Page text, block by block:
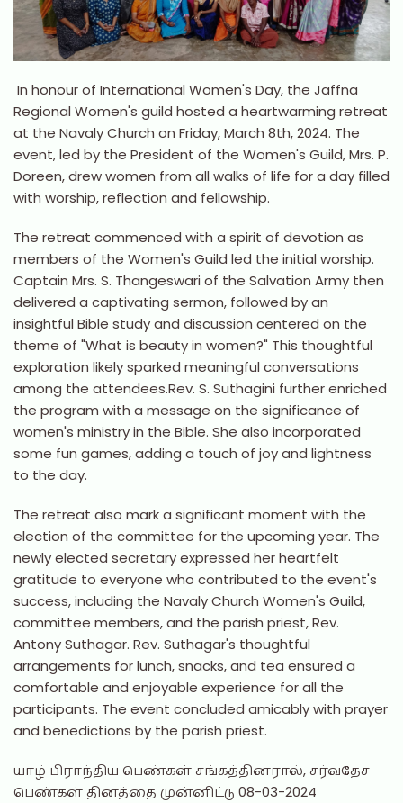
In honour of International Women's Day, the Jaffna
Regional Women's guild hosted a heartwarming retreat
at the Navaly Church on Friday, March 8th, 2024. The
event, led by the President of the Women's Guild, Mrs. P.
Doreen, drew women from all walks of life for a day filled
with worship, reflection and fellowship.
The retreat commenced with a spirit of devotion as
members of the Women's Guild led the initial worship.
Captain Mrs. S. Thangeswari of the Salvation Army then
delivered a captivating sermon, followed by an
insightful Bible study and discussion centered on the
theme of "What is beauty in women?" This thoughtful
exploration likely sparked meaningful conversations
among the attendees.Rev. S. Suthagini further enriched
the program with a message on the significance of
women's ministry in the Bible. She also incorporated
some fun games, adding a touch of joy and lightness
to the day.
The retreat also mark a significant moment with the
election of the committee for the upcoming year. The
newly elected secretary expressed her heartfelt
gratitude to everyone who contributed to the event's
success, including the Navaly Church Women's Guild,
committee members, and the parish priest, Rev.
Antony Suthagar. Rev. Suthagar's thoughtful
arrangements for lunch, snacks, and tea ensured a
comfortable and enjoyable experience for all the
participants. The event concluded amicably with prayer
and benedictions by the parish priest.
யாழ் பிராந்திய பெண்கள் சங்கத்தினரால், சர்வதேச
பெண்கள் தினத்தை முன்னிட்டு 08-03-2024